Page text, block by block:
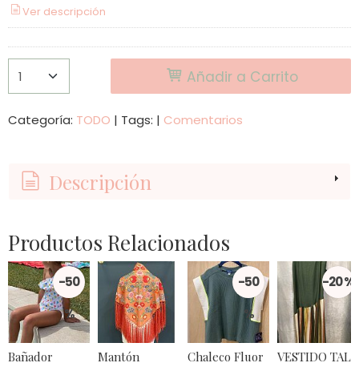
Ver descripción
Añadir a Carrito
Categoría: TODO | Tags: | Comentarios
Descripción
Productos Relacionados
-50
%
Bañador Mantón
-50
%
Chaleco Fluor
-20 %
VESTIDO